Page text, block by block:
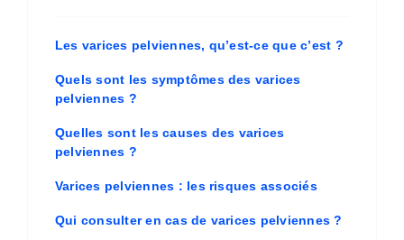
Les varices pelviennes, qu’est-ce que c’est ?
Quels sont les symptômes des varices
pelviennes ?
Quelles sont les causes des varices
pelviennes ?
Varices pelviennes : les risques associés
Qui consulter en cas de varices pelviennes ?